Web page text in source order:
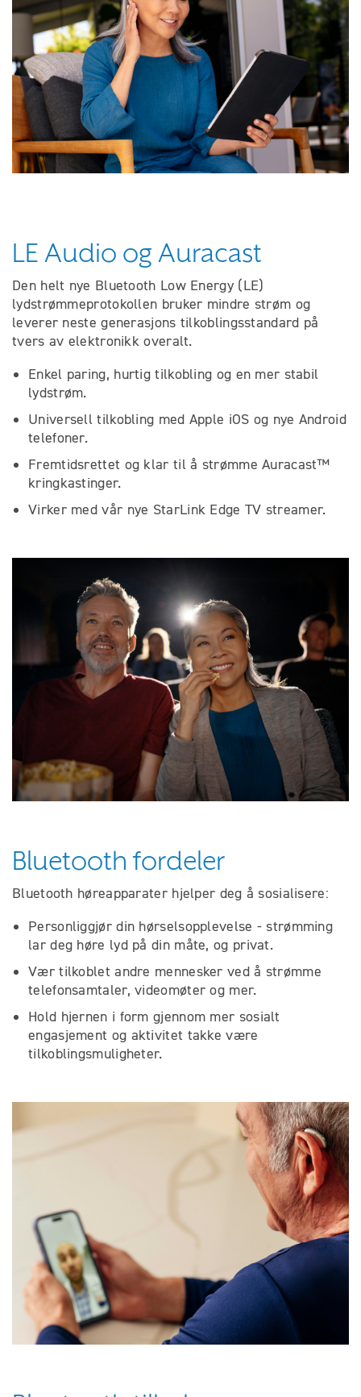
LE Audio og Auracast
Den helt nye Bluetooth Low Energy (LE)
lydstrømmeprotokollen bruker mindre strøm og
leverer neste generasjons tilkoblingsstandard på
tvers av elektronikk overalt.
Enkel paring, hurtig tilkobling og en mer stabil
lydstrøm.
Universell tilkobling med Apple iOS og nye Android
telefoner.
Fremtidsrettet og klar til å strømme Auracast™
kringkastinger.
Virker med vår nye StarLink Edge TV streamer.
Bluetooth fordeler
Bluetooth høreapparater hjelper deg å sosialisere:
Personliggjør din hørselsopplevelse - strømming
lar deg høre lyd på din måte, og privat.
Vær tilkoblet andre mennesker ved å strømme
telefonsamtaler, videomøter og mer.
Hold hjernen i form gjennom mer sosialt
engasjement og aktivitet takke være
tilkoblingsmuligheter.